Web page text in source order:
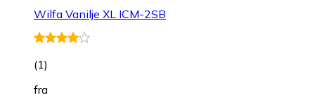
Wilfa Vanilje XL ICM-2SB
(1)
fra